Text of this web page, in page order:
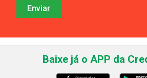
Baixe já o APP da